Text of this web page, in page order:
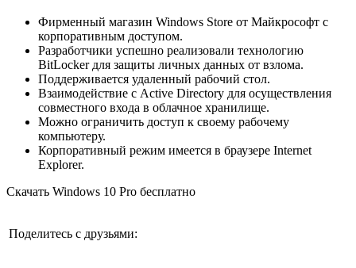
Фирменный магазин Windows Store от Майкрософт с
корпоративным доступом.
Разработчики успешно реализовали технологию
BitLocker для защиты личных данных от взлома.
Поддерживается удаленный рабочий стол.
Взаимодействие с Active Directory для осуществления
совместного входа в облачное хранилище.
Можно ограничить доступ к своему рабочему
компьютеру.
Корпоративный режим имеется в браузере Internet
Explorer.
Скачать Windows 10 Pro бесплатно
Поделитесь с друзьями: